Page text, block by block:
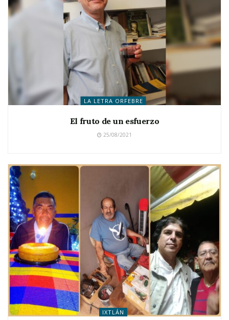
LA LETRA ORFEBRE
El fruto de un esfuerzo
25/08/2021
IXTLÁN